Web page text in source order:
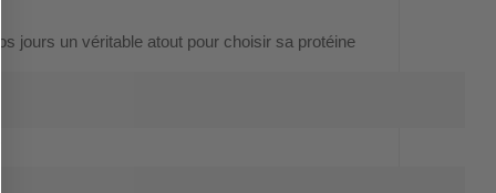
jours un véritable atout pour choisir sa protéine